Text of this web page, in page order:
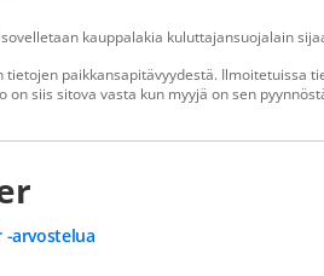
kauppalakia kuluttajansuojalain
paikkansapitävyydestä. Ilmoitetuissa
siis sitova vasta kun myyjä on sen
-arvostelua